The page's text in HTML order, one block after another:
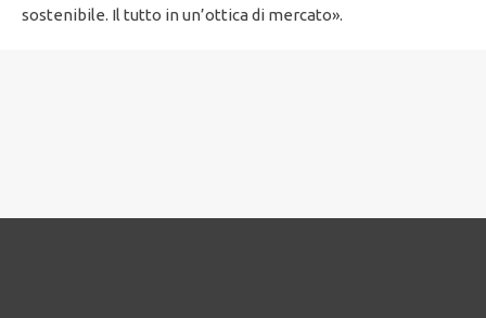
sostenibile. Il tutto in un’ottica di mercato».